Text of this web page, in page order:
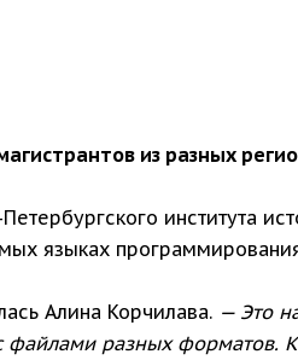
из разных
института
языках
Алина Корчилава. — Это
разных форматов.